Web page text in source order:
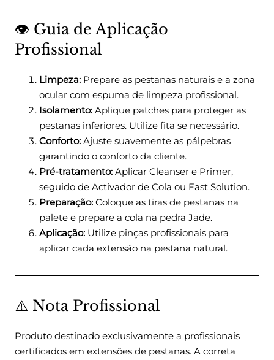
👁️ Guia de Aplicação
Profissional
Limpeza: Prepare as pestanas naturais e a zona
ocular com espuma de limpeza profissional.
Isolamento: Aplique patches para proteger as
pestanas inferiores. Utilize fita se necessário.
Conforto: Ajuste suavemente as pálpebras
garantindo o conforto da cliente.
Pré-tratamento: Aplicar Cleanser e Primer,
seguido de Activador de Cola ou Fast Solution.
Preparação: Coloque as tiras de pestanas na
palete e prepare a cola na pedra Jade.
Aplicação: Utilize pinças profissionais para
aplicar cada extensão na pestana natural.
⚠️ Nota Profissional
Produto destinado exclusivamente a profissionais
certificados em extensões de pestanas. A correta